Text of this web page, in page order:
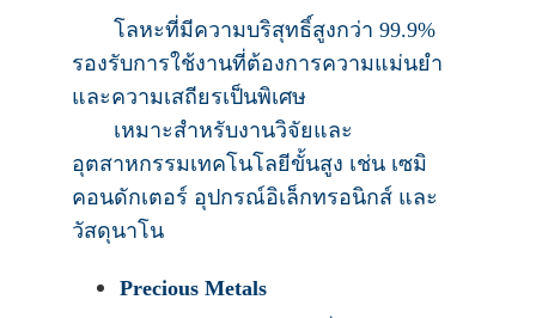
โลหะที่มีความบริสุทธิ์สูงกว่า 99.9%
รองรับการใช้งานที่ต้องการความแม่นยำ
และความเสถียรเป็นพิเศษ
เหมาะสำหรับงานวิจัยและ
อุตสาหกรรมเทคโนโลยีขั้นสูง เช่น เซมิ
คอนดักเตอร์ อุปกรณ์อิเล็กทรอนิกส์ และ
วัสดุนาโน
Precious Metals